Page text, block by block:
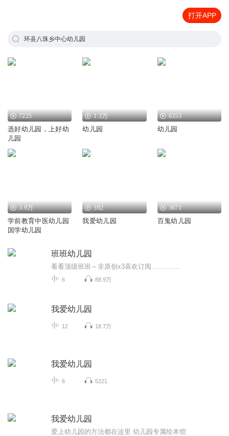
打开APP
环县八珠乡中心幼儿园
7225
选好幼儿园，上好幼
儿园
1.3万
幼儿园
6353
幼儿园
3.9万
学前教育中医幼儿园
国学幼儿园
392
我爱幼儿园
3671
百鬼幼儿园
班班幼儿园
看看顶级班班～非原创x3喜欢订阅..............
6 88.9万
我爱幼儿园
12 18.7万
我爱幼儿园
6 5221
我爱幼儿园
爱上幼儿园的方法都在这里 幼儿园专属绘本馆